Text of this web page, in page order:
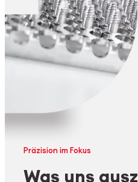
Präzision im Fokus
Was uns